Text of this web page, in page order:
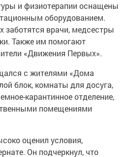
и физиотерапии оснащены
оборудованием.
заботятся врачи, медсестры
Также им помогают
«Движения Первых».
с жителями «Дома
блок, комнаты для досуга,
карантинное отделение,
помещениями
оценил условия,
Он подчеркнул, что